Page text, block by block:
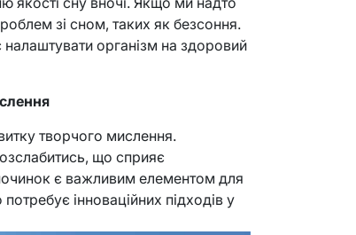
зі сном, таких як безсоння.
організм на здоровий
творчого мислення.
що сприяє
є важливим елементом для
інноваційних підходів у